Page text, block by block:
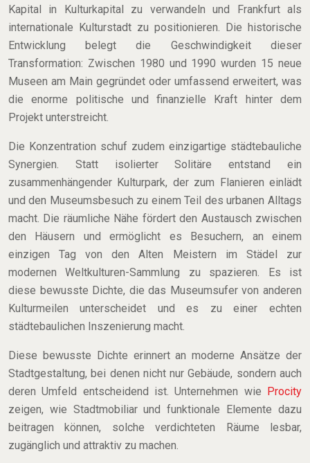
Kapital in Kulturkapital zu verwandeln und Frankfurt als
internationale Kulturstadt zu positionieren. Die historische
Entwicklung belegt die Geschwindigkeit dieser
Transformation: Zwischen 1980 und 1990 wurden 15 neue
Museen am Main gegründet oder umfassend erweitert, was
die enorme politische und finanzielle Kraft hinter dem
Projekt unterstreicht.
Die Konzentration schuf zudem einzigartige städtebauliche
Synergien. Statt isolierter Solitäre entstand ein
zusammenhängender Kulturpark, der zum Flanieren einlädt
und den Museumsbesuch zu einem Teil des urbanen Alltags
macht. Die räumliche Nähe fördert den Austausch zwischen
den Häusern und ermöglicht es Besuchern, an einem
einzigen Tag von den Alten Meistern im Städel zur
modernen Weltkulturen-Sammlung zu spazieren. Es ist
diese bewusste Dichte, die das Museumsufer von anderen
Kulturmeilen unterscheidet und es zu einer echten
städtebaulichen Inszenierung macht.
Diese bewusste Dichte erinnert an moderne Ansätze der
Stadtgestaltung, bei denen nicht nur Gebäude, sondern auch
deren Umfeld entscheidend ist. Unternehmen wie Procity
zeigen, wie Stadtmobiliar und funktionale Elemente dazu
beitragen können, solche verdichteten Räume lesbar,
zugänglich und attraktiv zu machen.